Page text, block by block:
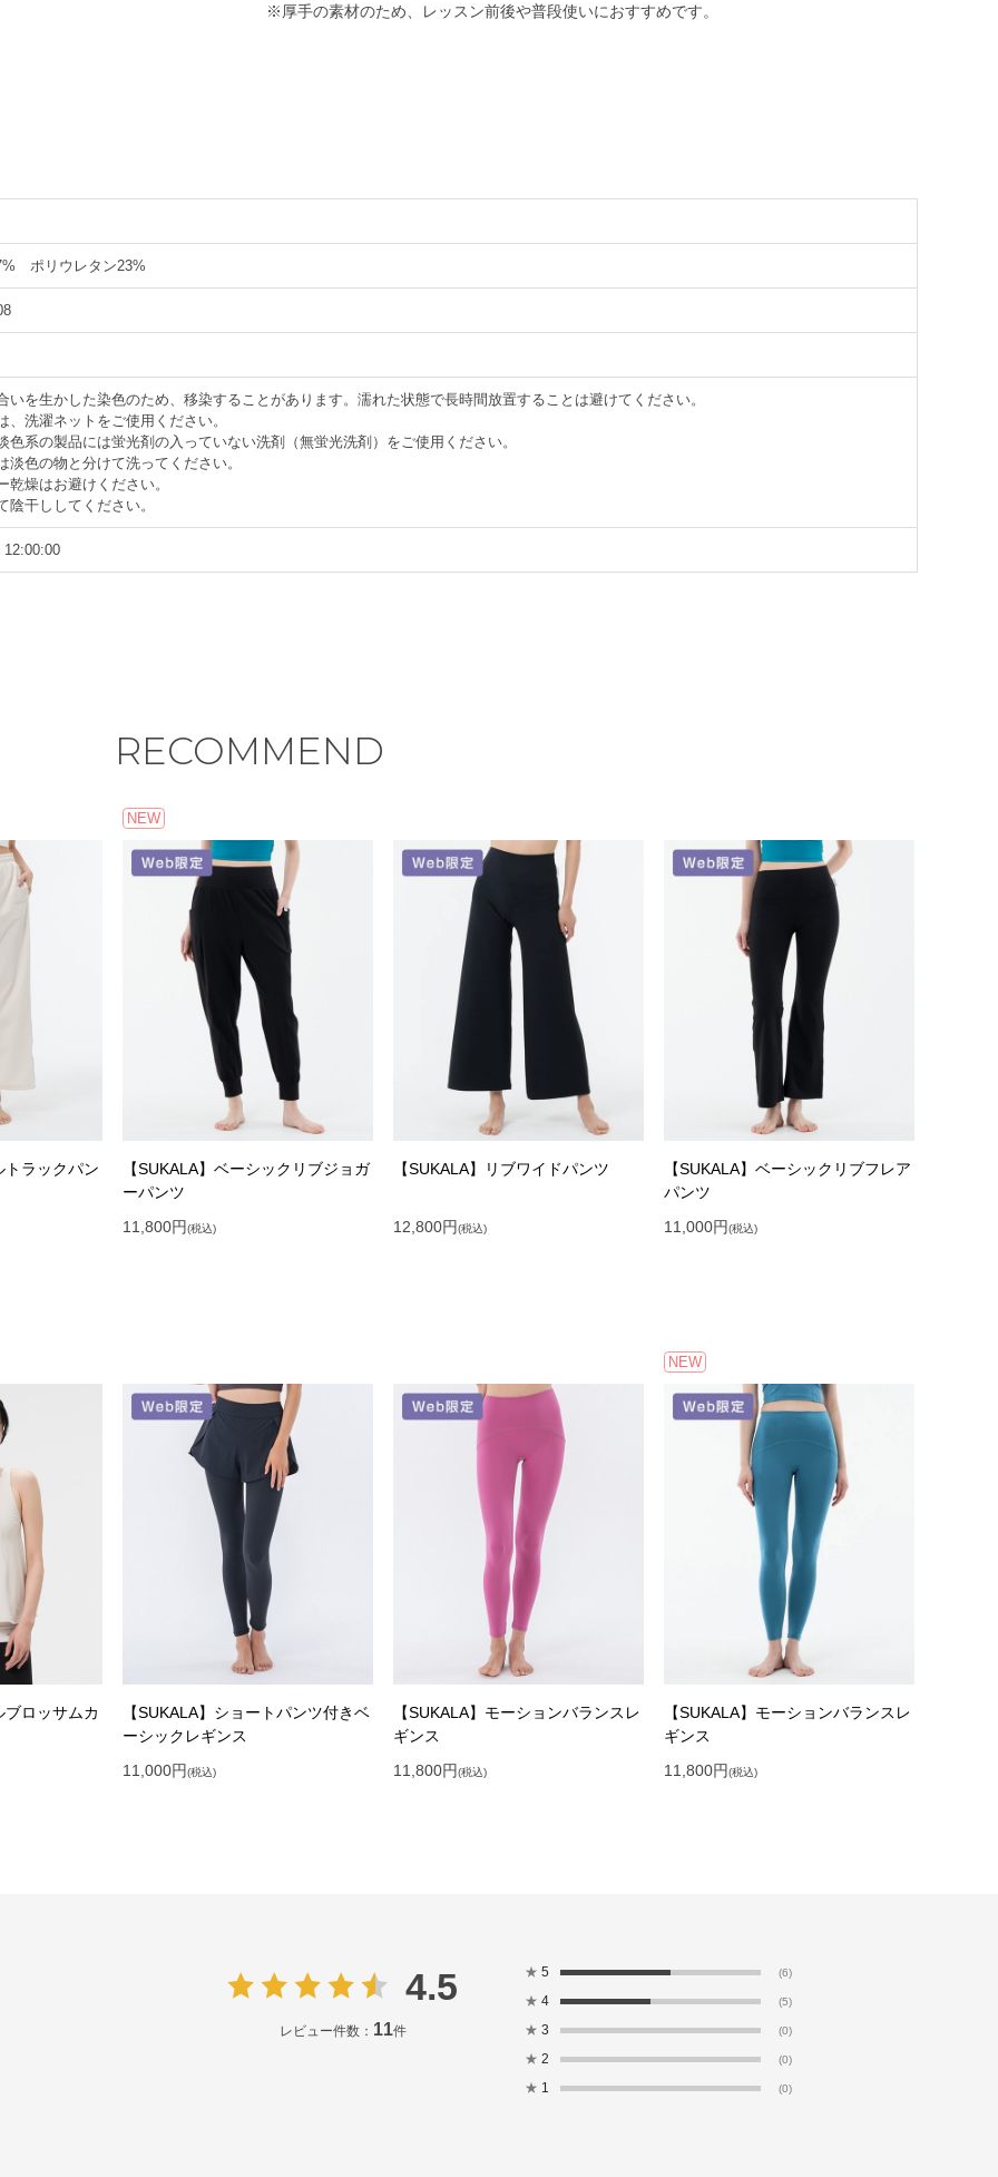
※厚手の素材のため、レッスン前後や普段使いにおすすめです。
ポリウレタン23%
いを生かした染色のため、移染することがあります。濡れた状態で長時間放置することは避けてください。
、洗濯ネットをご使用ください。
色系の製品には蛍光剤の入っていない洗剤（無蛍光洗剤）をご使用ください。
淡色の物と分けて洗ってください。
乾燥はお避けください。
陰干ししてください。
12:00:00
RECOMMEND
トラックパン
NEW
【SUKALA】ベーシックリブジョガ
ーパンツ
11,800円(税込)
【SUKALA】リブワイドパンツ
12,800円(税込)
【SUKALA】ベーシックリブフレア
パンツ
11,000円(税込)
ロッサムカ
【SUKALA】ショートパンツ付きベ
ーシックレギンス
11,000円(税込)
【SUKALA】モーションバランスレ
ギンス
11,800円(税込)
NEW
【SUKALA】モーションバランスレ
ギンス
11,800円(税込)
4.5
レビュー件数： 11件
★ 5 (6)
★ 4 (5)
★ 3 (0)
★ 2 (0)
★ 1 (0)